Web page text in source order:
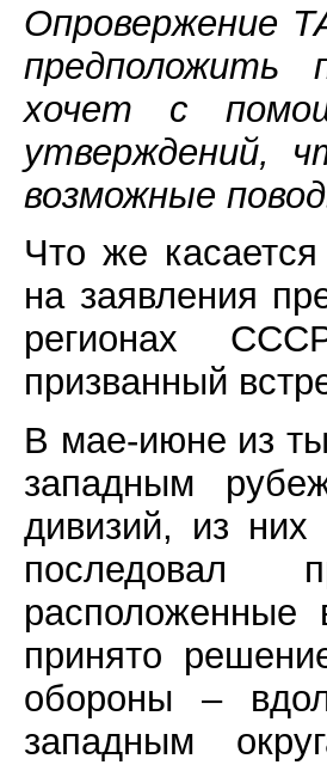
Опровержение
хочет с
утверждений,
возможные
Что же
на заявления
регионах
призванный
В мае-июне из
западным
дивизий, из
последовал
принято
обороны –
западным